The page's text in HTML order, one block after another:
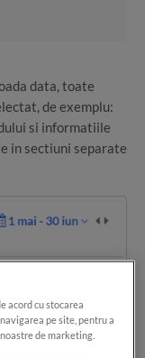
data, toate
de exemplu:
si informatiile
in sectiuni separate
precum
acord cu stocarea
pe site, pentru a
de marketing.